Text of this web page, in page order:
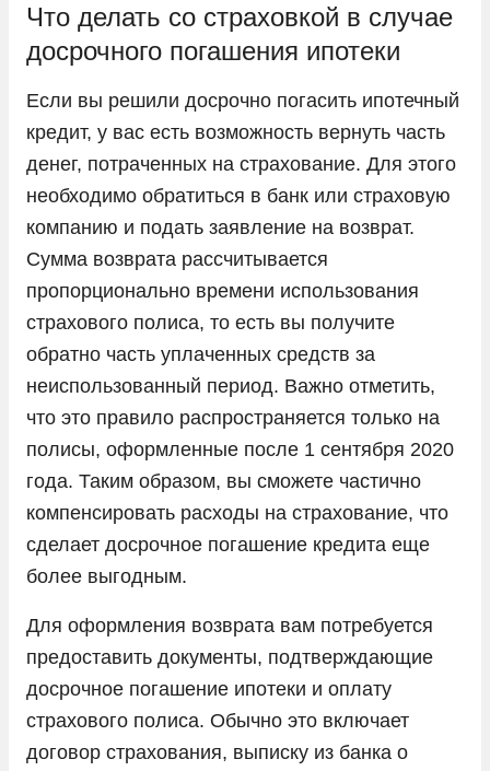
Что делать со страховкой в случае
досрочного погашения ипотеки
Если вы решили досрочно погасить ипотечный
кредит, у вас есть возможность вернуть часть
денег, потраченных на страхование. Для этого
необходимо обратиться в банк или страховую
компанию и подать заявление на возврат.
Сумма возврата рассчитывается
пропорционально времени использования
страхового полиса, то есть вы получите
обратно часть уплаченных средств за
неиспользованный период. Важно отметить,
что это правило распространяется только на
полисы, оформленные после 1 сентября 2020
года. Таким образом, вы сможете частично
компенсировать расходы на страхование, что
сделает досрочное погашение кредита еще
более выгодным.
Для оформления возврата вам потребуется
предоставить документы, подтверждающие
досрочное погашение ипотеки и оплату
страхового полиса. Обычно это включает
договор страхования, выписку из банка о